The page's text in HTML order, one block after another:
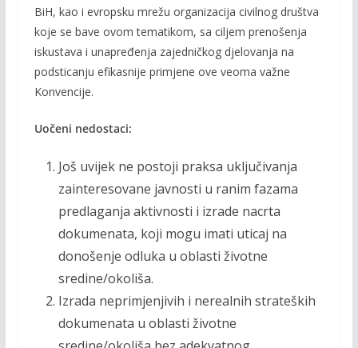
BiH, kao i evropsku mrežu organizacija civilnog društva
koje se bave ovom tematikom, sa ciljem prenošenja
iskustava i unapređenja zajedničkog djelovanja na
podsticanju efikasnije primjene ove veoma važne
Konvencije.
Uočeni nedostaci:
Još uvijek ne postoji praksa uključivanja
zainteresovane javnosti u ranim fazama
predlaganja aktivnosti i izrade nacrta
dokumenata, koji mogu imati uticaj na
donošenje odluka u oblasti životne
sredine/okoliša.
Izrada neprimjenjivih i nerealnih strateških
dokumenata u oblasti životne